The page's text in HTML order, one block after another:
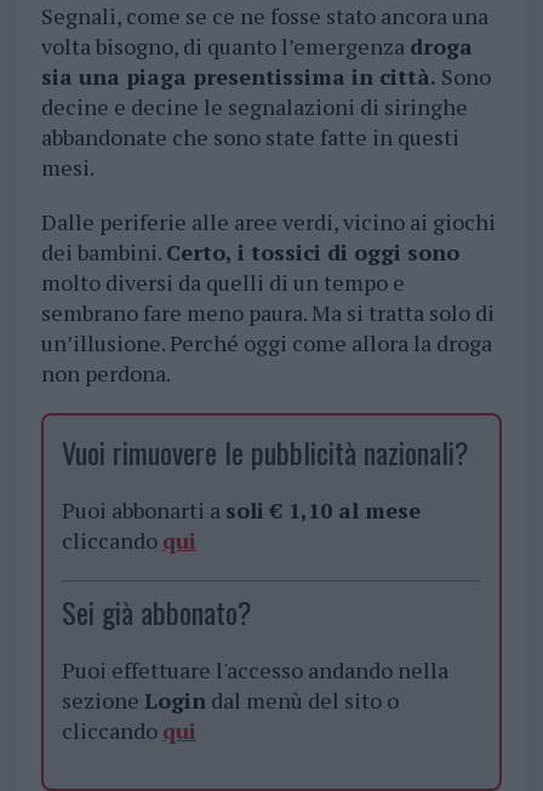
Segnali, come se ce ne fosse stato ancora una
volta bisogno, di quanto l’emergenza droga
sia una piaga presentissima in città. Sono
decine e decine le segnalazioni di siringhe
abbandonate che sono state fatte in questi
mesi.
Dalle periferie alle aree verdi, vicino ai giochi
dei bambini. Certo, i tossici di oggi sono
molto diversi da quelli di un tempo e
sembrano fare meno paura. Ma si tratta solo di
un’illusione. Perché oggi come allora la droga
non perdona.
Vuoi rimuovere le pubblicità nazionali?
Puoi abbonarti a soli € 1,10 al mese
cliccando qui
Sei già abbonato?
Puoi effettuare l'accesso andando nella
sezione Logindal menù del sito o
cliccando qui